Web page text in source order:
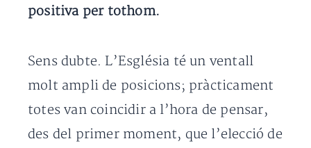
positiva per tothom.
Sens dubte. L’Església té un ventall
molt ampli de posicions; pràcticament
totes van coincidir a l’hora de pensar,
des del primer moment, que l’elecció de